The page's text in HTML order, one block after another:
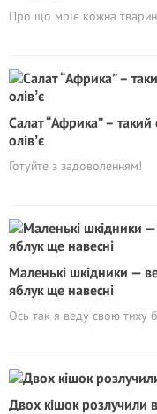
Про що мріє кожна
Салат “Африка” –
олівʼє
Готуйте з задоволенням!
Маленькі шкідники —
яблук ще навесні
Ось так я веду свою тиху
Двох кішок розлучили